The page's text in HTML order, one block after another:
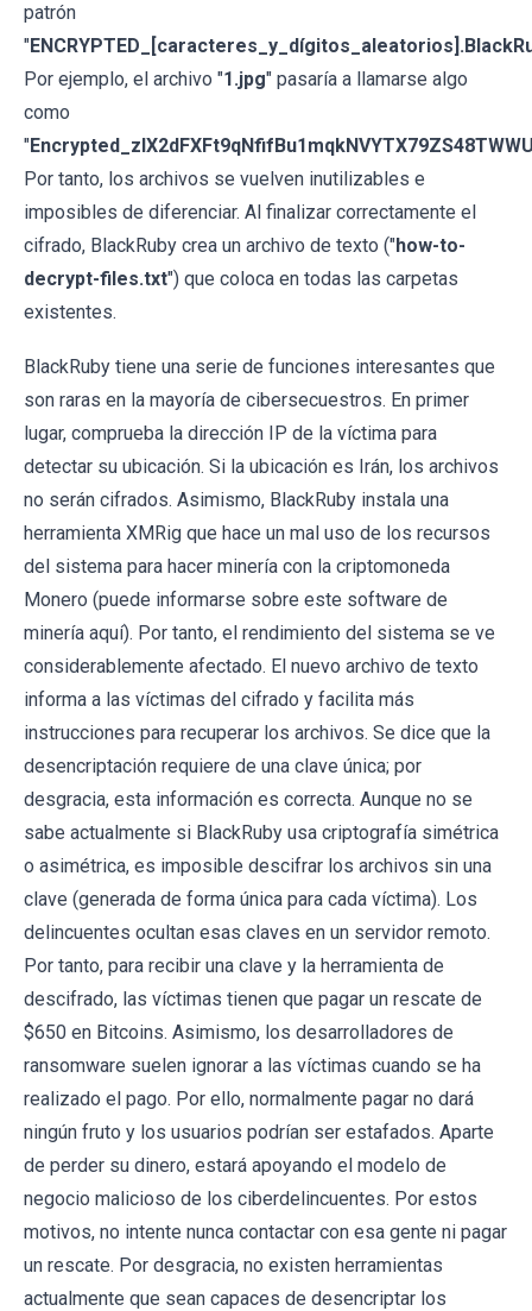
patrón
"
Por ejemplo, el archivo "1.jpg" pasaría a llamarse algo
como
"
Por tanto, los archivos se vuelven inutilizables e
imposibles de diferenciar. Al finalizar correctamente el
cifrado, BlackRuby crea un archivo de texto ("how-to-
decrypt-files.txt") que coloca en todas las carpetas
existentes.
BlackRuby tiene una serie de funciones interesantes que
son raras en la mayoría de cibersecuestros. En primer
lugar, comprueba la dirección IP de la víctima para
detectar su ubicación. Si la ubicación es Irán, los archivos
no serán cifrados. Asimismo, BlackRuby instala una
herramienta XMRig que hace un mal uso de los recursos
del sistema para hacer minería con la criptomoneda
Monero (puede informarse sobre este software de
minería aquí). Por tanto, el rendimiento del sistema se ve
considerablemente afectado. El nuevo archivo de texto
informa a las víctimas del cifrado y facilita más
instrucciones para recuperar los archivos. Se dice que la
desencriptación requiere de una clave única; por
desgracia, esta información es correcta. Aunque no se
sabe actualmente si BlackRuby usa criptografía simétrica
o asimétrica, es imposible descifrar los archivos sin una
clave (generada de forma única para cada víctima). Los
delincuentes ocultan esas claves en un servidor remoto.
Por tanto, para recibir una clave y la herramienta de
descifrado, las víctimas tienen que pagar un rescate de
$650 en Bitcoins. Asimismo, los desarrolladores de
ransomware suelen ignorar a las víctimas cuando se ha
realizado el pago. Por ello, normalmente pagar no dará
ningún fruto y los usuarios podrían ser estafados. Aparte
de perder su dinero, estará apoyando el modelo de
negocio malicioso de los ciberdelincuentes. Por estos
motivos, no intente nunca contactar con esa gente ni pagar
un rescate. Por desgracia, no existen herramientas
actualmente que sean capaces de desencriptar los